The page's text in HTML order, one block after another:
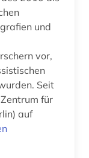
vor,
Seit
für
auf